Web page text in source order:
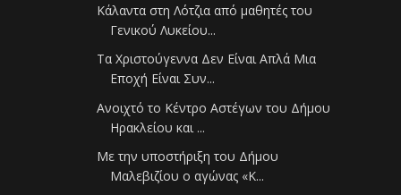
Κάλαντα στη Λότζια από μαθητές του
Γενικού Λυκείου...
Τα Χριστούγεννα Δεν Είναι Απλά Μια
Εποχή Είναι Συν...
Ανοιχτό το Κέντρο Αστέγων του Δήμου
Ηρακλείου και ...
Με την υποστήριξη του Δήμου
Μαλεβιζίου ο αγώνας «Κ...